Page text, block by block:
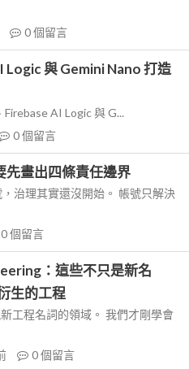
0個留言
與 Gemini Nano 打造
AI Logic 與 G...
0個留言
先畫出四條責任邊界
治理其實還沒開始。 帳號只解決
0個留言
：這些不只是新名
生的工程
工程名詞的領域。 我們才剛學會
0個留言